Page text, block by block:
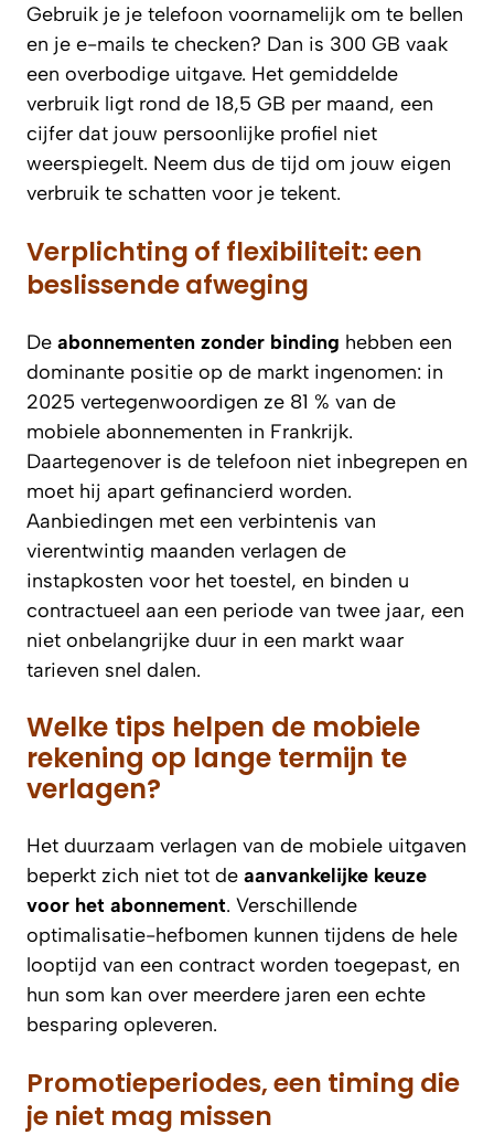
Gebruik je je telefoon voornamelijk om te bellen
en je e-mails te checken? Dan is 300 GB vaak
een overbodige uitgave. Het gemiddelde
verbruik ligt rond de 18,5 GB per maand, een
cijfer dat jouw persoonlijke profiel niet
weerspiegelt. Neem dus de tijd om jouw eigen
verbruik te schatten voor je tekent.
Verplichting of flexibiliteit: een
beslissende afweging
De abonnementen zonder binding hebben een
dominante positie op de markt ingenomen: in
2025 vertegenwoordigen ze 81 % van de
mobiele abonnementen in Frankrijk.
Daartegenover is de telefoon niet inbegrepen en
moet hij apart gefinancierd worden.
Aanbiedingen met een verbintenis van
vierentwintig maanden verlagen de
instapkosten voor het toestel, en binden u
contractueel aan een periode van twee jaar, een
niet onbelangrijke duur in een markt waar
tarieven snel dalen.
Welke tips helpen de mobiele
rekening op lange termijn te
verlagen?
Het duurzaam verlagen van de mobiele uitgaven
beperkt zich niet tot de aanvankelijke keuze
voor het abonnement. Verschillende
optimalisatie-hefbomen kunnen tijdens de hele
looptijd van een contract worden toegepast, en
hun som kan over meerdere jaren een echte
besparing opleveren.
Promotieperiodes, een timing die
je niet mag missen